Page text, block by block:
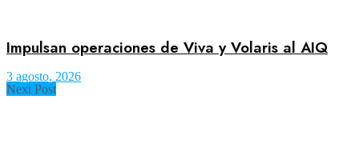
Impulsan operaciones de Viva y Volaris al AIQ
3 agosto, 2026
Next Post